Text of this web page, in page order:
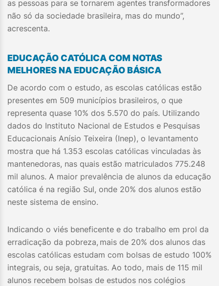
as pessoas para se tornarem agentes transformadores
não só da sociedade brasileira, mas do mundo”,
acrescenta.
EDUCAÇÃO CATÓLICA COM NOTAS
MELHORES NA EDUCAÇÃO BÁSICA
De acordo com o estudo, as escolas católicas estão
presentes em 509 municípios brasileiros, o que
representa quase 10% dos 5.570 do país. Utilizando
dados do Instituto Nacional de Estudos e Pesquisas
Educacionais Anísio Teixeira (Inep), o levantamento
mostra que há 1.353 escolas católicas vinculadas às
mantenedoras, nas quais estão matriculados 775.248
mil alunos. A maior prevalência de alunos da educação
católica é na região Sul, onde 20% dos alunos estão
neste sistema de ensino.
Indicando o viés beneficente e do trabalho em prol da
erradicação da pobreza, mais de 20% dos alunos das
escolas católicas estudam com bolsas de estudo 100%
integrais, ou seja, gratuitas. Ao todo, mais de 115 mil
alunos recebem bolsas de estudos nos colégios